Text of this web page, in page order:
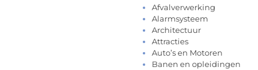
Afvalverwerking
Alarmsysteem
Architectuur
Attracties
Auto’s en Motoren
Banen en opleidingen